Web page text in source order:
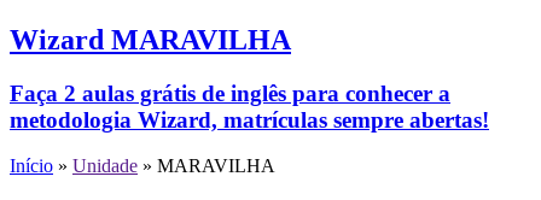
Wizard MARAVILHA
Faça 2 aulas grátis de inglês para conhecer a
metodologia Wizard, matrículas sempre abertas!
Início » Unidade » MARAVILHA